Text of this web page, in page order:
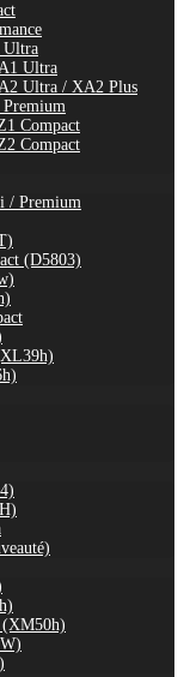
Ultra
Ultra
Ultra / XA2 Plus
Compact
Compact
/ Premium
(D5803)